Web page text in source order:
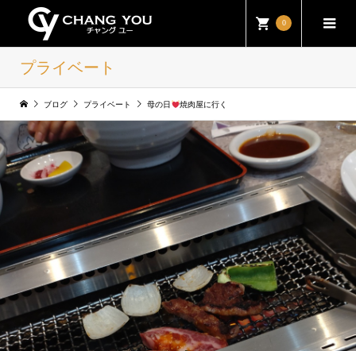
0
プライベート
ブログ プライベート 母の日 焼肉屋に行く